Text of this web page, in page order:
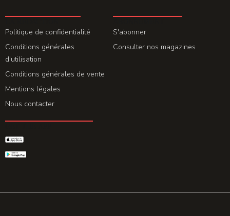
Politique de confidentialité
Conditions générales
d'utilisation
Conditions générales de vente
Mentions légales
Nous contacter
S'abonner
Consulter nos magazines